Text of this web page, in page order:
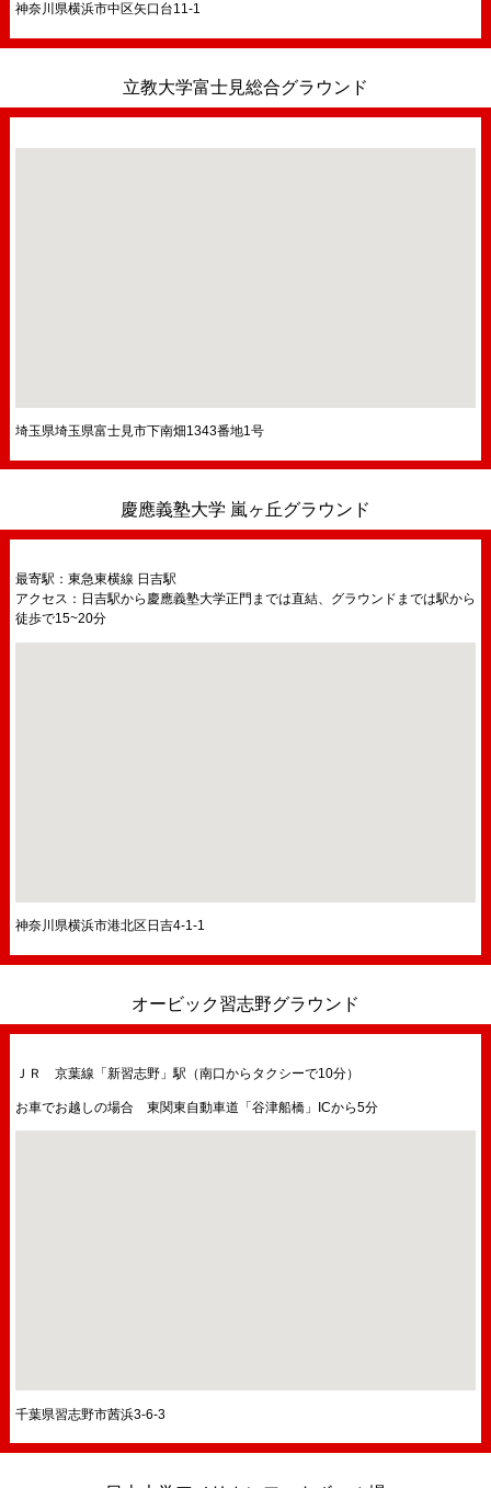
神奈川県横浜市中区矢口台11-1
立教大学富士見総合グラウンド
埼玉県埼玉県富士見市下南畑1343番地1号
慶應義塾大学 嵐ヶ丘グラウンド
最寄駅：東急東横線 日吉駅
アクセス：日吉駅から慶應義塾大学正門までは直結、グラウンドまでは駅から
徒歩で15~20分
神奈川県横浜市港北区日吉4-1-1
オービック習志野グラウンド
ＪＲ 京葉線「新習志野」駅（南口からタクシーで10分）
お車でお越しの場合 東関東自動車道「谷津船橋」ICから5分
千葉県習志野市茜浜3-6-3